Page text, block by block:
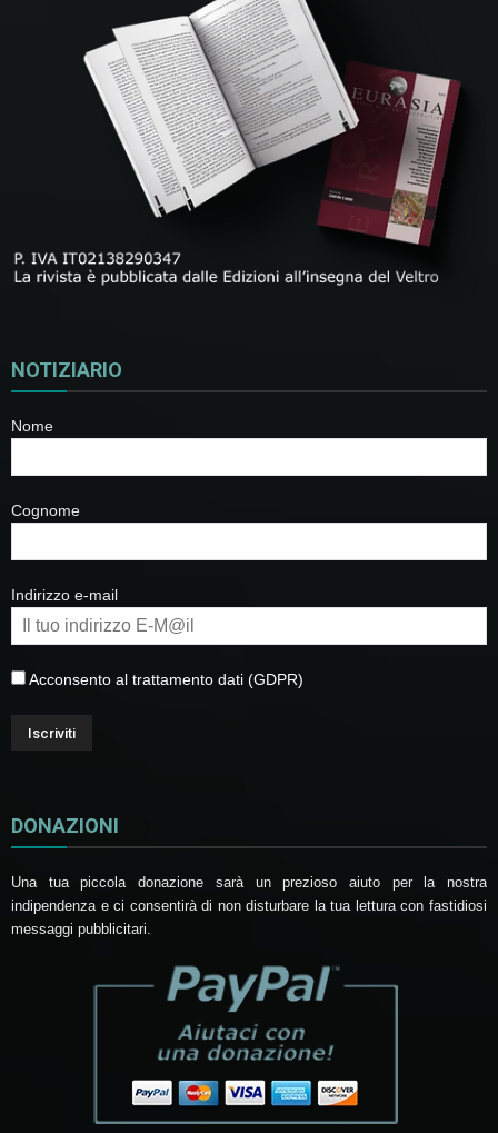
NOTIZIARIO
Nome
Cognome
Indirizzo e-mail
Acconsento al trattamento dati (GDPR)
DONAZIONI
Una tua piccola donazione sarà un prezioso aiuto per la nostra
indipendenza e ci consentirà di non disturbare la tua lettura con fastidiosi
messaggi pubblicitari.